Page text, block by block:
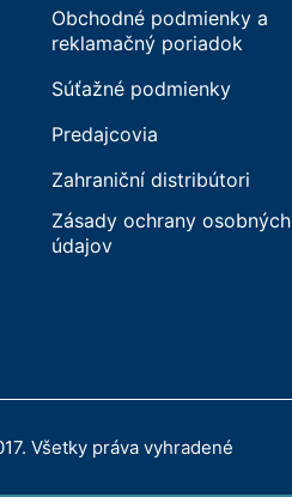
Obchodné podmienky a
reklamačný poriadok
Súťažné podmienky
Predajcovia
Zahraniční distribútori
Zásady ochrany osobných
údajov
Všetky práva vyhradené